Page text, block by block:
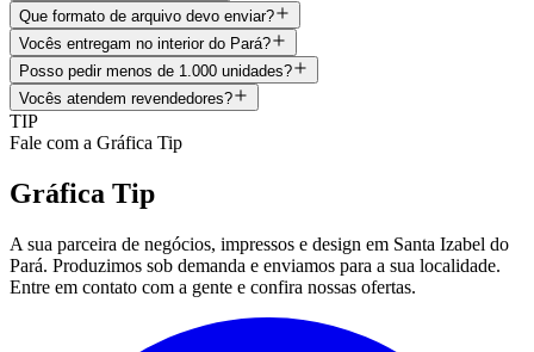
Que formato de arquivo devo enviar?
Vocês entregam no interior do Pará?
Posso pedir menos de 1.000 unidades?
Vocês atendem revendedores?
TIP
Fale com a Gráfica Tip
Gráfica Tip
A sua parceira de negócios, impressos e design em Santa Izabel do
Pará. Produzimos sob demanda e enviamos para a sua localidade.
Entre em contato com a gente e confira nossas ofertas.